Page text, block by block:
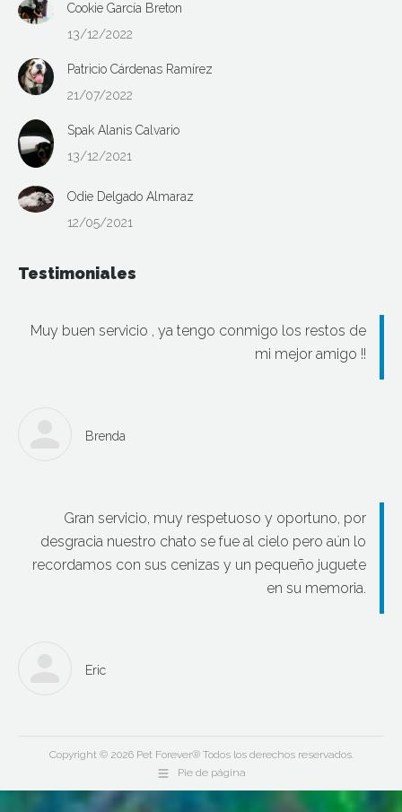
Cookie García Breton
13/12/2022
Patricio Cárdenas Ramírez
21/07/2022
Spak Alanis Calvario
13/12/2021
Odie Delgado Almaraz
12/05/2021
Testimoniales
Muy buen servicio , ya tengo conmigo los restos de
mi mejor amigo !!
Brenda
Gran servicio, muy respetuoso y oportuno, por
desgracia nuestro chato se fue al cielo pero aún lo
recordamos con sus cenizas y un pequeño juguete
en su memoria.
Eric
Copyright © 2026 Pet Forever® Todos los derechos reservados.
Pie de página